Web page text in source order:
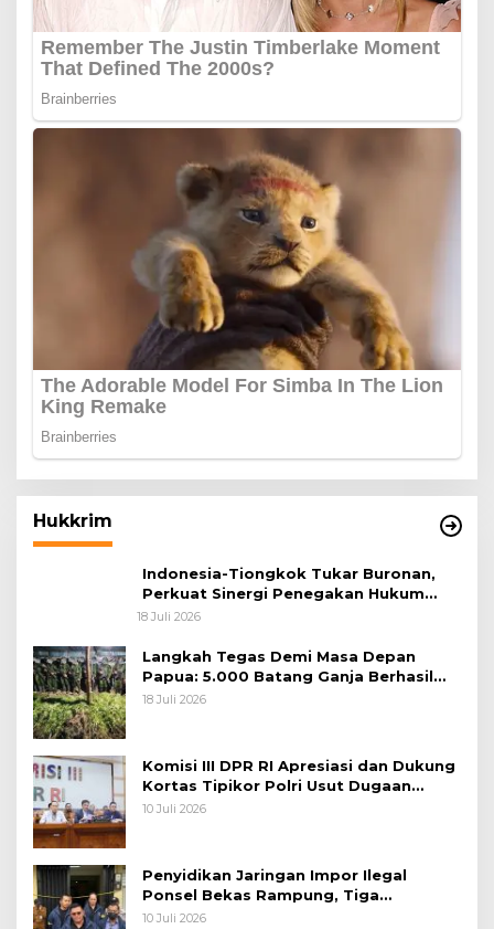
Hukkrim
Indonesia-Tiongkok Tukar Buronan,
Perkuat Sinergi Penegakan Hukum
Lintas Negara
18 Juli 2026
Langkah Tegas Demi Masa Depan
Papua: 5.000 Batang Ganja Berhasil
Diungkap Koops TNI Habema
18 Juli 2026
Komisi III DPR RI Apresiasi dan Dukung
Kortas Tipikor Polri Usut Dugaan
Korupsi Batu Bara
10 Juli 2026
Penyidikan Jaringan Impor Ilegal
Ponsel Bekas Rampung, Tiga
Tersangka Sudah P-21 dan Satu Buron
10 Juli 2026